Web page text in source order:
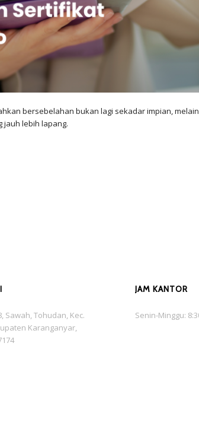
bersebelahan bukan lagi sekadar impian,
jauh lebih lapang.
Sawah, Tohudan, Kec.
Karanganyar,
JAM KANTOR
Senin-Minggu: